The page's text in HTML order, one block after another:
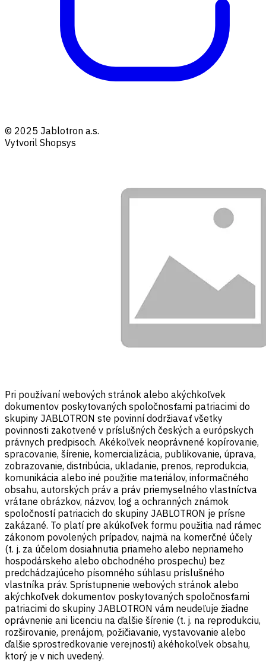
© 2025 Jablotron a.s.
Vytvoril Shopsys
Pri používaní webových stránok alebo akýchkoľvek
dokumentov poskytovaných spoločnosťami patriacimi do
skupiny JABLOTRON ste povinní dodržiavať všetky
povinnosti zakotvené v príslušných českých a európskych
právnych predpisoch. Akékoľvek neoprávnené kopírovanie,
spracovanie, šírenie, komercializácia, publikovanie, úprava,
zobrazovanie, distribúcia, ukladanie, prenos, reprodukcia,
komunikácia alebo iné použitie materiálov, informačného
obsahu, autorských práv a práv priemyselného vlastníctva
vrátane obrázkov, názvov, log a ochranných známok
spoločností patriacich do skupiny JABLOTRON je prísne
zakázané. To platí pre akúkoľvek formu použitia nad rámec
zákonom povolených prípadov, najmä na komerčné účely
(t. j. za účelom dosiahnutia priameho alebo nepriameho
hospodárskeho alebo obchodného prospechu) bez
predchádzajúceho písomného súhlasu príslušného
vlastníka práv. Sprístupnenie webových stránok alebo
akýchkoľvek dokumentov poskytovaných spoločnosťami
patriacimi do skupiny JABLOTRON vám neudeľuje žiadne
oprávnenie ani licenciu na ďalšie šírenie (t. j. na reprodukciu,
rozširovanie, prenájom, požičiavanie, vystavovanie alebo
ďalšie sprostredkovanie verejnosti) akéhokoľvek obsahu,
ktorý je v nich uvedený.